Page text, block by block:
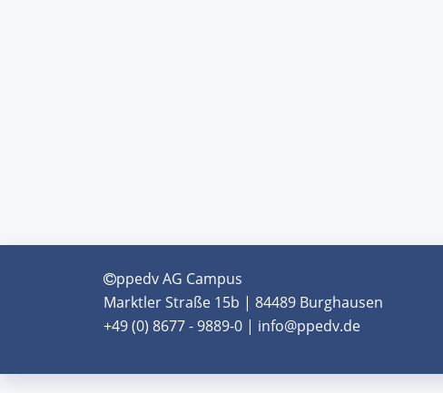
ppedv AG Campus
Marktler Straße 15b | 84489 Burghausen
+49 (0) 8677 - 9889-0 | info@ppedv.de